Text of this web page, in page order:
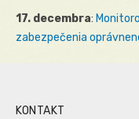
17. decembra:
zabezpečenia
KONTAKT